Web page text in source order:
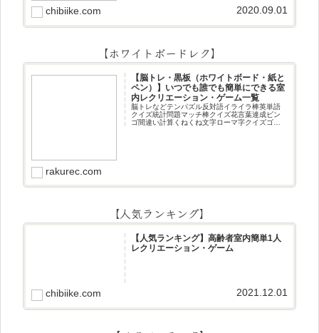
chibiike.com 2020.09.01
【ホワイトボードレク】
【脳トレ・黒板（ホワイトボード・紙と
ペン）】いつでも誰でも簡単にできる室
内レクリエーション・ゲーム一覧
脳トレなどテンパズル反対語イライラ棒英単語
クイズ統計問題マッチ棒クイズ花言葉達成ビン
ゴ間違い計算くねくね文字ローマ字クイズゴロ
rakurec.com
【人気ランキング】
【人気ランキング】高齢者室内簡単1人
レクリエーション・ゲーム
chibiike.com 2021.12.01